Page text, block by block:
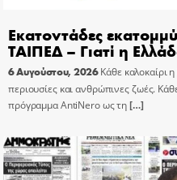
Εκατοντάδες
ΤΑΙΠΕΔ – Γιατί η
6 Αυγούστου, 2026 Κάθε καλοκαίρι
περιουσίες και ανθρώπινες ζωές.
πρόγραμμα AntiNero ως τη[…]